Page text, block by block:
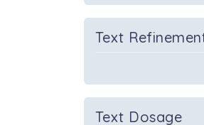
Text
Text Dosage